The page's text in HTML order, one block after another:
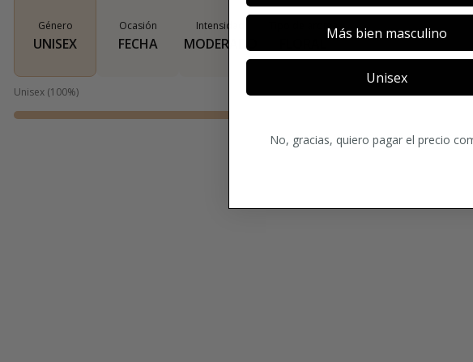
Género
UNISEX
Ocasión
FECHA
Intensidad
MODERADO
Tipo de aroma
Unisex (100%)
Más bien masculino
Unisex
No, gracias, quiero pagar el precio